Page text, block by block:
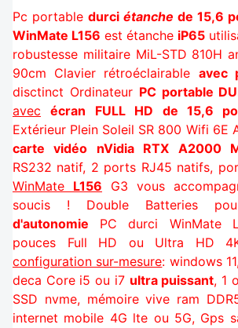
Pc portable durci étanche de 15,6
WinMate L156 est étanche iP65
robustesse militaire MiL-STD 810H
90cm Clavier rétroéclairable avec
disctinct Ordinateur PC portable
avec
écran FULL HD de 15,6
Extérieur Plein Soleil SR 800 Wifi 6E
carte vidéo nVidia RTX A2000
RS232 natif, 2 ports RJ45 natifs,
WinMate L156 G3 vous
soucis ! Double Batteries
d'autonomie
PC durci WinMate
pouces Full HD ou Ultra HD
configuration sur-mesure: windows
deca Core i5 ou i7 ultra puissant, 1
SSD nvme, mémoire vive ram
internet mobile 4G lte ou 5G, Gps